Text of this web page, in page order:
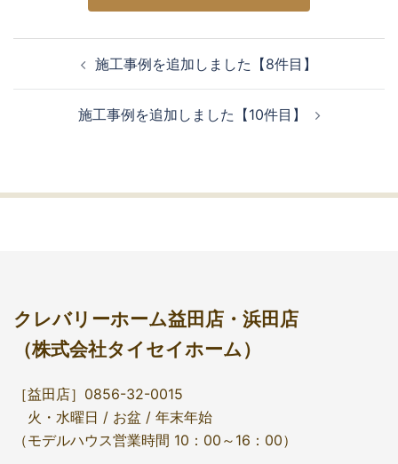
施工事例を追加しました【8件目】
施工事例を追加しました【10件目】
クレバリーホーム益田店・浜田店
（株式会社タイセイホーム）
［益田店］0856-32-0015
火・水曜日 / お盆 / 年末年始
（モデルハウス営業時間 10：00～16：00）